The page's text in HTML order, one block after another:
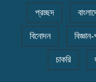
প্রচ্ছদ
বিনোদন
চাকরি